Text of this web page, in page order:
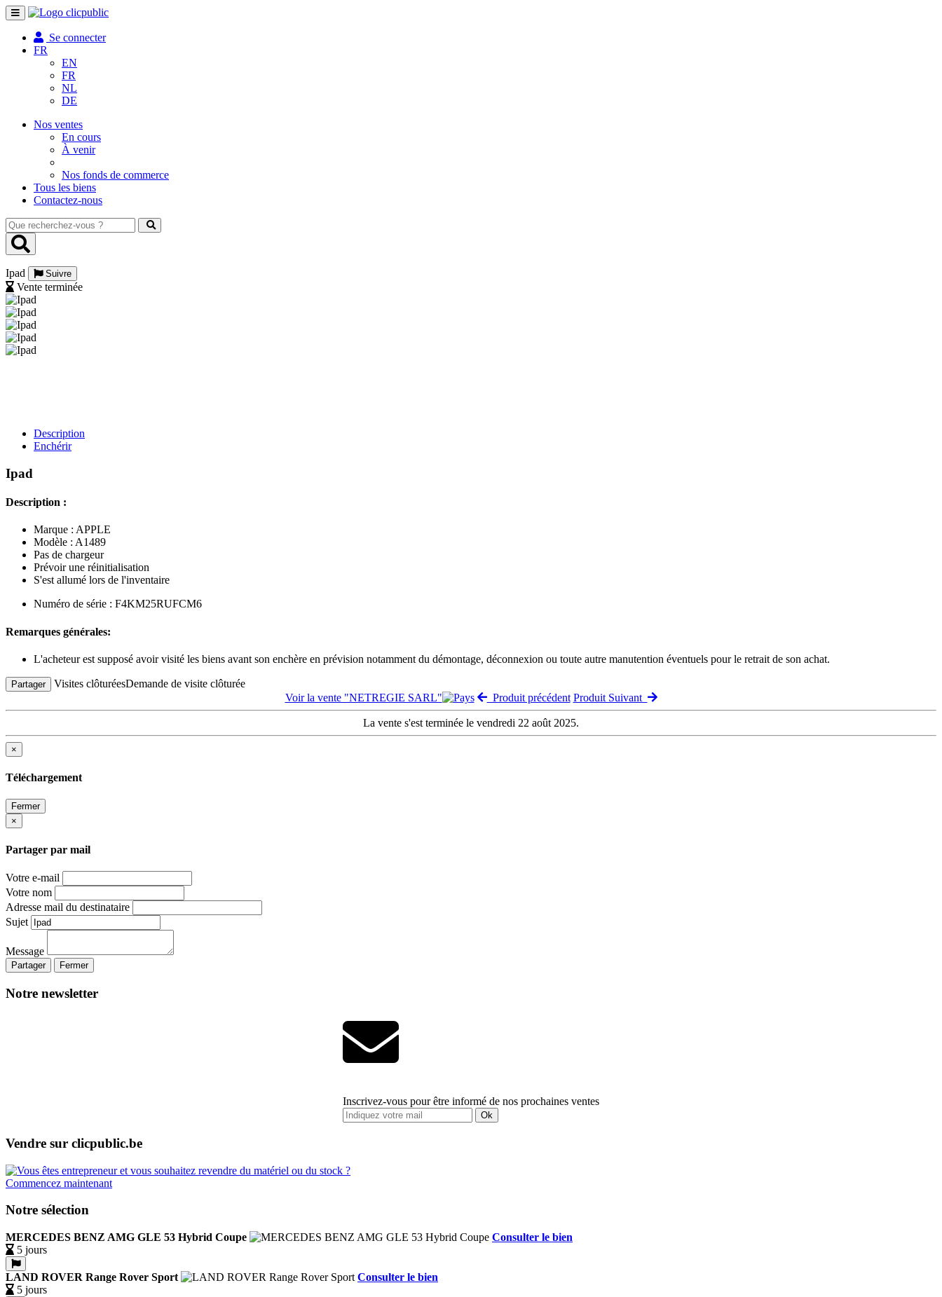
Toggle
navigation
Se connecter
FR
EN
FR
NL
DE
Nos ventes
En cours
À venir
Nos fonds de commerce
Tous les biens
Contactez-nous
Que
recherchez-
vous
Ipad
Suivre
Vente terminée
Description
Enchérir
Ipad
Description :
Marque : APPLE
Modèle : A1489
Pas de chargeur
Prévoir une réinitialisation
S'est allumé lors de l'inventaire
Numéro de série : F4KM25RUFCM6
Remarques générales:
L'acheteur est supposé avoir visité les biens avant son enchère en prévision notamment du démontage, déconnexion ou toute autre manutention éventuels pour le retrait de son achat.
Partager Visites clôturéesDemande de visite clôturée
Voir la vente "NETREGIE SARL"
Produit précédent Produit Suivant
La vente s'est terminée le vendredi 22 août 2025.
×
Téléchargement
Fermer
×
Partager par mail
Votre e-mail
Votre nom
Adresse mail du destinataire
Sujet
Message
Partager Fermer
Notre newsletter
Inscrivez-vous pour être informé de nos prochaines ventes
Ok
Vendre sur clicpublic.be
Commencez maintenant
Notre sélection
MERCEDES BENZ AMG GLE 53 Hybrid Coupe
Consulter le bien
5 jours
LAND ROVER Range Rover Sport
Consulter le bien
5 jours